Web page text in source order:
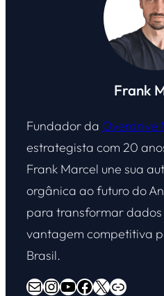
Frank
Fundador da Overdrive
estrategista com 20
Frank Marcel une sua
orgânica ao futuro do
para transformar dados
vantagem competitiva
Brasil.
E-mail InstagramYoutube Facebook X Overdrive Marketing